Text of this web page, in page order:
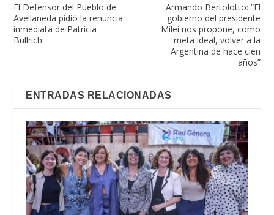
El Defensor del Pueblo de
Avellaneda pidió la renuncia
inmediata de Patricia
Bullrich
Armando Bertolotto: “El
gobierno del presidente
Milei nos propone, como
meta ideal, volver a la
Argentina de hace cien
años”
ENTRADAS RELACIONADAS